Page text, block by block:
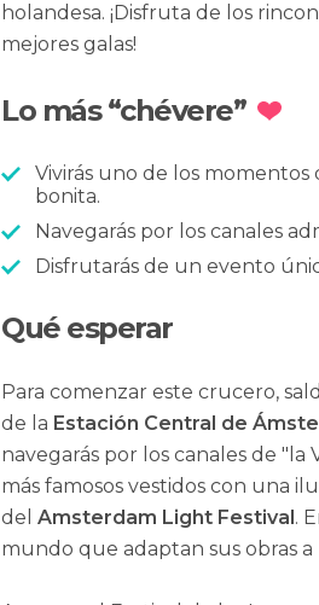
holandesa. ¡Disfruta de los
mejores galas!
Lo más “chévere”
Vivirás uno de los
bonita.
Navegarás por los canales
Disfrutarás de un evento
Qué esperar
Para comenzar este crucero,
de la Estación Central de
navegarás por los canales de
más famosos vestidos con una
del Amsterdam Light Festival.
mundo que adaptan sus obras